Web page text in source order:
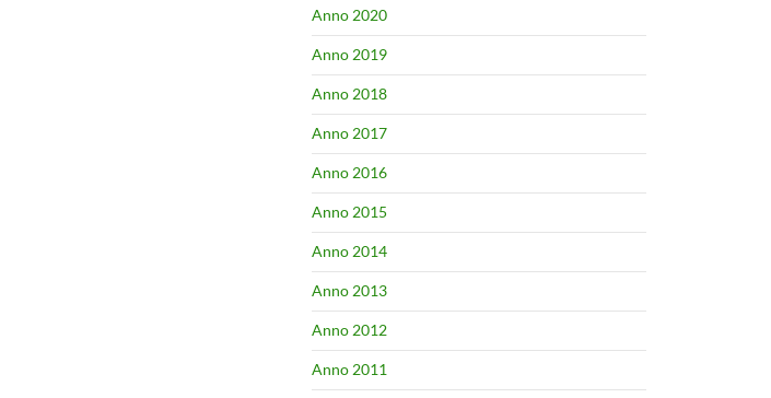
Anno 2020
Anno 2019
Anno 2018
Anno 2017
Anno 2016
Anno 2015
Anno 2014
Anno 2013
Anno 2012
Anno 2011